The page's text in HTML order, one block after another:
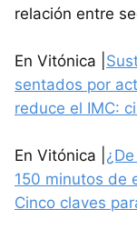
relación entre
En Vitónica |
sentados por
reduce el IMC:
En Vitónica |
150 minutos de
Cinco claves